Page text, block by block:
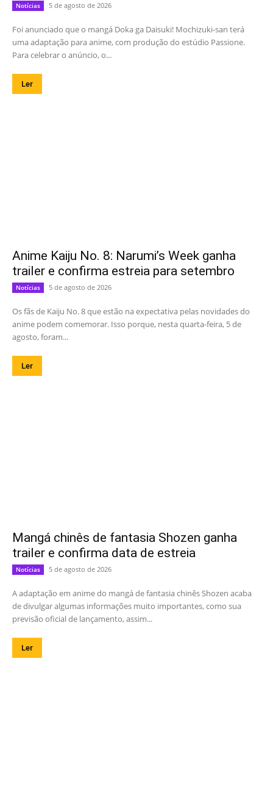
Notícias 5 de agosto de 2026
Foi anunciado que o mangá Doka ga Daisuki! Mochizuki-san terá
uma adaptação para anime, com produção do estúdio Passione.
Para celebrar o anúncio, o...
Ler
Anime Kaiju No. 8: Narumi’s Week ganha
trailer e confirma estreia para setembro
Notícias 5 de agosto de 2026
Os fãs de Kaiju No. 8 que estão na expectativa pelas novidades do
anime podem comemorar. Isso porque, nesta quarta-feira, 5 de
agosto, foram...
Ler
Mangá chinês de fantasia Shozen ganha
trailer e confirma data de estreia
Notícias 5 de agosto de 2026
A adaptação em anime do mangá de fantasia chinês Shozen acaba
de divulgar algumas informações muito importantes, como sua
previsão oficial de lançamento, assim...
Ler